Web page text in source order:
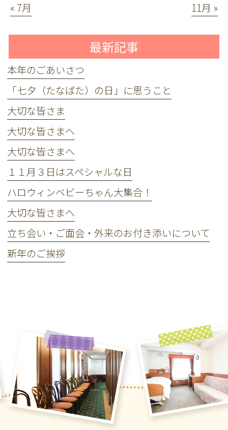
« 7月 11月 »
最新記事
本年のごあいさつ
「七夕（たなばた）の日」に思うこと
大切な皆さま
大切な皆さまへ
大切な皆さまへ
１１月３日はスペシャルな日
ハロウィンベビーちゃん大集合！
大切な皆さまへ
立ち会い・ご面会・外来のお付き添いについて
新年のご挨拶